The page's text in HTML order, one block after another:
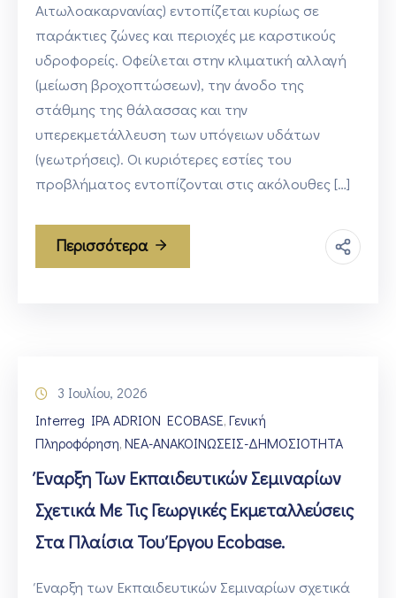
Αιτωλοακαρνανίας) εντοπίζεται κυρίως σε
παράκτιες ζώνες και περιοχές με καρστικούς
υδροφορείς. Οφείλεται στην κλιματική αλλαγή
(μείωση βροχοπτώσεων), την άνοδο της
στάθμης της θάλασσας και την
υπερεκμετάλλευση των υπόγειων υδάτων
(γεωτρήσεις). Οι κυριότερες εστίες του
προβλήματος εντοπίζονται στις ακόλουθες […]
Περισσότερα
3 Ιουλίου, 2026
Interreg IPA ADRION ECOBASE‚ Γενική
Πληροφόρηση‚ ΝΕΑ-ΑΝΑΚΟΙΝΩΣΕΙΣ-ΔΗΜΟΣΙΟΤΗΤΑ
Έναρξη Των Εκπαιδευτικών Σεμιναρίων
Σχετικά Με Τις Γεωργικές Εκμεταλλεύσεις
Στα Πλαίσια Του Έργου Ecobase.
Έναρξη των Εκπαιδευτικών Σεμιναρίων σχετικά